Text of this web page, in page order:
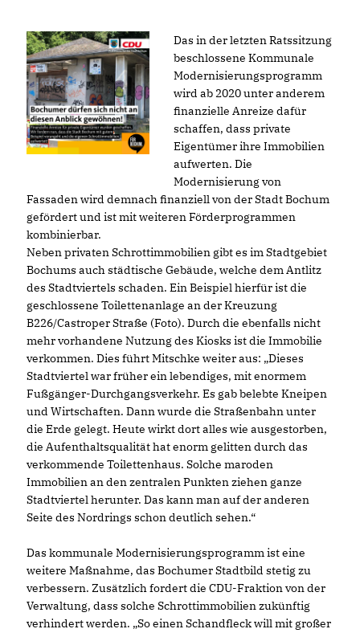
Das in der letzten Ratssitzung
beschlossene Kommunale
Modernisierungsprogramm
wird ab 2020 unter anderem
finanzielle Anreize dafür
schaffen, dass private
Eigentümer ihre Immobilien
aufwerten. Die
Modernisierung von
Fassaden wird demnach finanziell von der Stadt Bochum
gefördert und ist mit weiteren Förderprogrammen
kombinierbar.
Neben privaten Schrottimmobilien gibt es im Stadtgebiet
Bochums auch städtische Gebäude, welche dem Antlitz
des Stadtviertels schaden. Ein Beispiel hierfür ist die
geschlossene Toilettenanlage an der Kreuzung
B226/Castroper Straße (Foto). Durch die ebenfalls nicht
mehr vorhandene Nutzung des Kiosks ist die Immobilie
verkommen. Dies führt Mitschke weiter aus: „Dieses
Stadtviertel war früher ein lebendiges, mit enormem
Fußgänger-Durchgangsverkehr. Es gab belebte Kneipen
und Wirtschaften. Dann wurde die Straßenbahn unter
die Erde gelegt. Heute wirkt dort alles wie ausgestorben,
die Aufenthaltsqualität hat enorm gelitten durch das
verkommende Toilettenhaus. Solche maroden
Immobilien an den zentralen Punkten ziehen ganze
Stadtviertel herunter. Das kann man auf der anderen
Seite des Nordrings schon deutlich sehen.“
Das kommunale Modernisierungsprogramm ist eine
weitere Maßnahme, das Bochumer Stadtbild stetig zu
verbessern. Zusätzlich fordert die CDU-Fraktion von der
Verwaltung, dass solche Schrottimmobilien zukünftig
verhindert werden. „So einen Schandfleck will mit großer